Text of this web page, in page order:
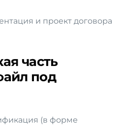
и проект договора
часть
под
(в форме